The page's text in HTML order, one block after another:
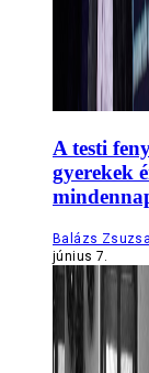
A testi
gyerekek
Balázs
június 7.